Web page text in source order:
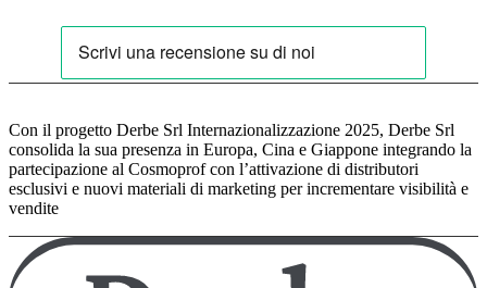
Con il progetto Derbe Srl Internazionalizzazione 2025, Derbe Srl
consolida la sua presenza in Europa, Cina e Giappone integrando la
partecipazione al Cosmoprof con l’attivazione di distributori
esclusivi e nuovi materiali di marketing per incrementare visibilità e
vendite